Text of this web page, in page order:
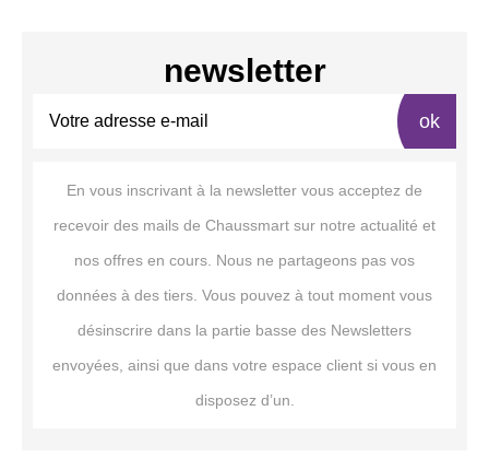
newsletter
ok
En vous inscrivant à la newsletter vous acceptez de
recevoir des mails de Chaussmart sur notre actualité et
nos offres en cours. Nous ne partageons pas vos
données à des tiers. Vous pouvez à tout moment vous
désinscrire dans la partie basse des Newsletters
envoyées, ainsi que dans votre espace client si vous en
disposez d’un.